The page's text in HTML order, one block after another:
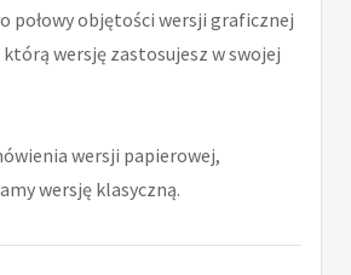
połowy objętości wersji graficznej
którą wersję zastosujesz w swojej
wersji papierowej,
wersję klasyczną.